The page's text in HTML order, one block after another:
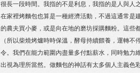
很長一段時間。我指的不是利息，我指的是人與人
在家裡烤麵包也算是一種經濟活動，不過這通常是
的農夫買小麥，或是向在地的磨坊採購麵粉。這些
（所以柴燒烤爐時時保溫，酵母持續餵養，運轉
令。我們在能力範圍內盡量多付點薪水，同時勉力
出視為理所當然。做麵包的神話有太多個人主義色